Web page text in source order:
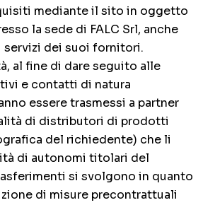
mediante il sito in oggetto
la sede di FALC Srl, anche
dei suoi fornitori.
al fine di dare seguito alle
e contatti di natura
essere trasmessi a partner
di distributori di prodotti
del richiedente) che li
di autonomi titolari del
si svolgono in quanto
di misure precontrattuali